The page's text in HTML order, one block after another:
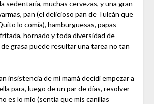
sedentaria, muchas cervezas, y una gran
pan (el delicioso pan de Tulcán que
lo comía), hamburguesas, papas
hornado y toda diversidad de
grasa puede resultar una tarea no tan
insistencia de mi mamá decidí empezar a
para, luego de un par de días, resolver
es lo mío (sentía que mis canillas